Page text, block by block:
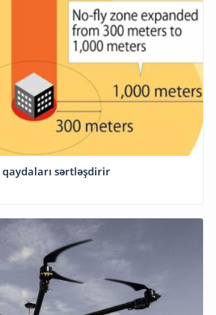
sərtləşdirir